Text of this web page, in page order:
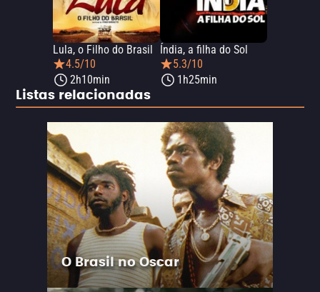
Lula, o Filho do Brasil
4.5/10
2h10min
Índia, a filha do Sol
5.3/10
1h25min
Listas relacionadas
O Brasil no Oscar